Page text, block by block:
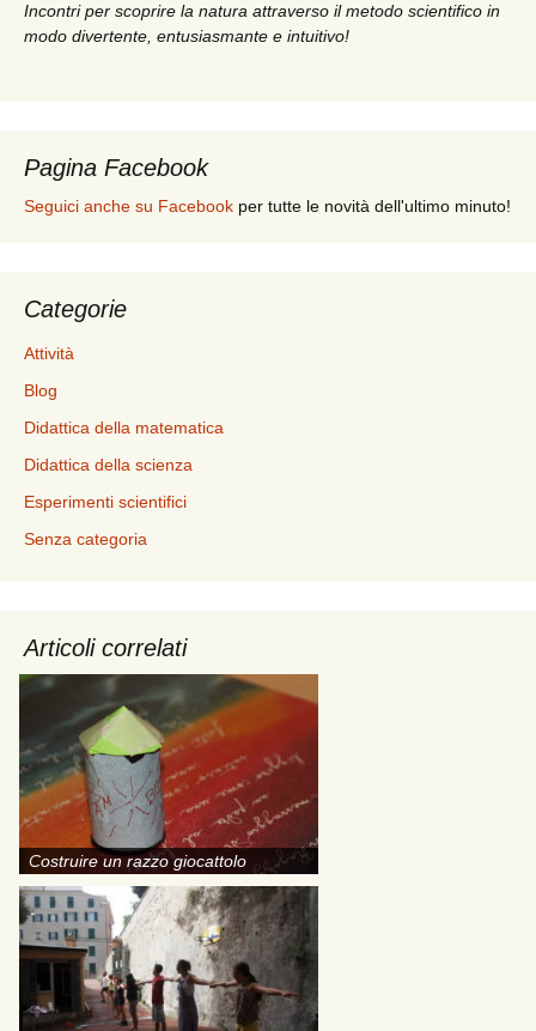
Incontri per scoprire la natura attraverso il metodo scientifico in
modo divertente, entusiasmante e intuitivo!
Pagina Facebook
Seguici anche su Facebook per tutte le novità dell'ultimo minuto!
Categorie
Attività
Blog
Didattica della matematica
Didattica della scienza
Esperimenti scientifici
Senza categoria
Articoli correlati
Costruire un razzo giocattolo